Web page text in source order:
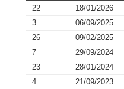
22
18/01/2026
3
06/09/2025
26
09/02/2025
7
29/09/2024
23
28/01/2024
4
21/09/2023